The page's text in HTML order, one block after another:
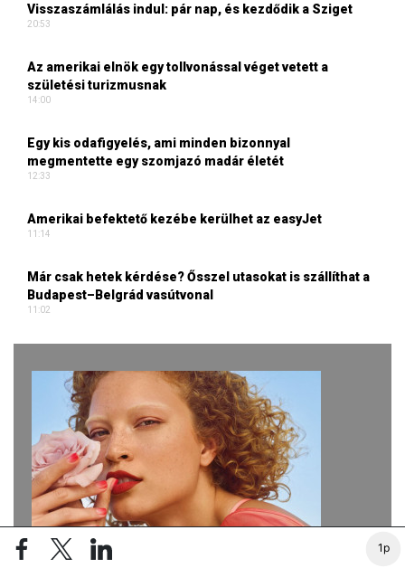
1p
Visszaszámlálás indul: pár nap, és kezdődik a Sziget
20:53
Az amerikai elnök egy tollvonással véget vetett a
születési turizmusnak
14:00
Egy kis odafigyelés, ami minden bizonnyal
megmentette egy szomjazó madár életét
12:33
Amerikai befektető kezébe kerülhet az easyJet
11:14
Már csak hetek kérdése? Ősszel utasokat is szállíthat a
Budapest–Belgrád vasútvonal
11:02